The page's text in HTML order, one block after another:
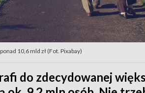
10,6 mld zł (Fot. Pixabay)
do zdecydowanej